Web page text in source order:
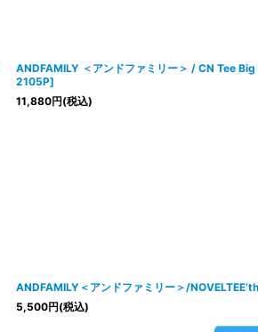
ANDFAMILY ＜アンドファミリー＞ / CN Tee
2105P]
11,880円(税込)
ANDFAMILY＜アンドファミリー＞/
5,500円(税込)